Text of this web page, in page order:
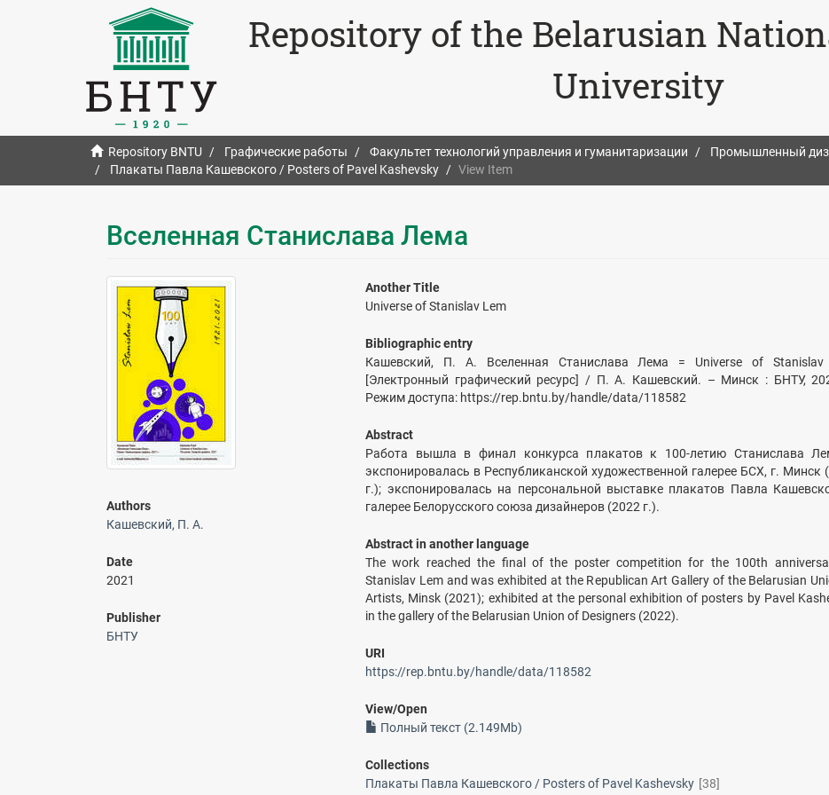
Repository of the Belarusian
University
Repository BNTU Графические работы Факультет технологий управления и гуманитаризации
Промышленный
Плакаты Павла Кашевского / Posters of Pavel Kashevsky
View Item
Вселенная Станислава Лема
Authors
Кашевский, П. А.
Date
2021
Publisher
БНТУ
Another Title
Universe of Stanislav Lem
Bibliographic entry
Кашевский, П. А. Вселенная Станислава Лема = Universe of Stanislav
[Электронный графический ресурс] / П. А. Кашевский. – Минск : БНТУ,
Режим доступа: https://rep.bntu.by/handle/data/118582
Abstract
Работа вышла в финал конкурса плакатов к 100-летию Станислава
экспонировалась в Республиканской художественной галерее БСХ, г. Минск
г.); экспонировалась на персональной выставке плакатов Павла
галерее Белорусского союза дизайнеров (2022 г.).
Abstract in another language
The work reached the final of the poster competition for the 100th
Stanislav Lem and was exhibited at the Republican Art Gallery of the Belarusian
Artists, Minsk (2021); exhibited at the personal exhibition of posters by Pavel
in the gallery of the Belarusian Union of Designers (2022).
URI
https://rep.bntu.by/handle/data/118582
View/Open
Полный текст (2.149Mb)
Collections
Плакаты Павла Кашевского / Posters of Pavel Kashevsky [38]